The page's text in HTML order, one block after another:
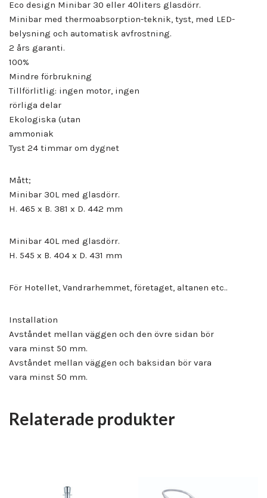
Eco design Minibar 30 eller 40liters glasdörr.
Minibar med thermoabsorption-teknik, tyst, med LED-
belysning och automatisk avfrostning.
2 års garanti.
100%
Mindre förbrukning
Tillförlitlig: ingen motor, ingen
rörliga delar
Ekologiska (utan
ammoniak
Tyst 24 timmar om dygnet
Mått;
Minibar 30L med glasdörr.
H. 465 x B. 381 x D. 442 mm
Minibar 40L med glasdörr.
H. 545 x B. 404 x D. 431 mm
För Hotellet, Vandrarhemmet, företaget, altanen etc..
Installation
Avståndet mellan väggen och den övre sidan bör
vara minst 50 mm.
Avståndet mellan väggen och baksidan bör vara
vara minst 50 mm.
Relaterade produkter